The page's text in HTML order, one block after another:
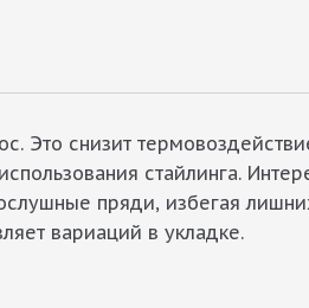
Это снизит
стайлинга.
пряди, избегая
вариаций в укладке.